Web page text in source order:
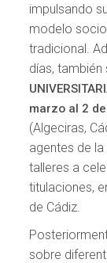
impulsando
modelo
tradicional.
días,
marzo al 2
(Algeciras,
agentes de
talleres a
titulaciones,
de Cádiz.
sobre